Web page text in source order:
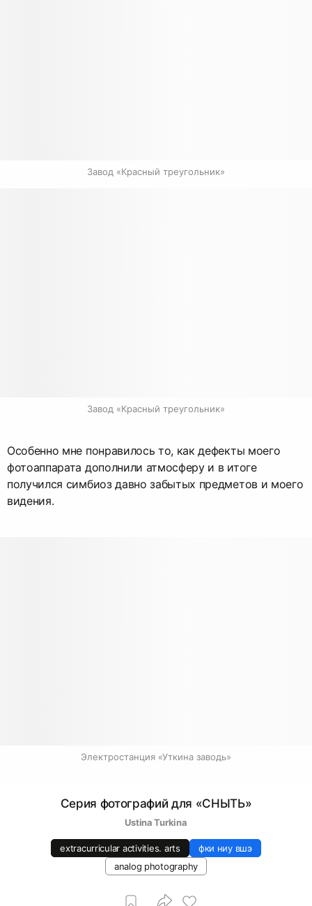
Завод «Красный треугольник»
Завод «Красный треугольник»
Особенно мне понравилось то, как дефекты моего
фотоаппарата дополнили атмосферу и в итоге
получился симбиоз давно забытых предметов и моего
видения.
Электростанция «Уткина заводь»
Серия фотографий для «СНЫТЬ»
Ustina Turkina
extracurricular activities. arts
фки ниу вшэ
analog photography